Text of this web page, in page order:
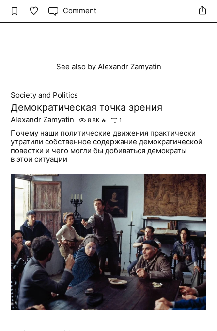
Comment
See also by Alexandr Zamyatin
Society and Politics
Демократическая точка зрения
Alexandr Zamyatin 8.8K 🔥 1
Почему наши политические движения практически
утратили собственное содержание демократической
повестки и чего могли бы добиваться демократы
в этой ситуации